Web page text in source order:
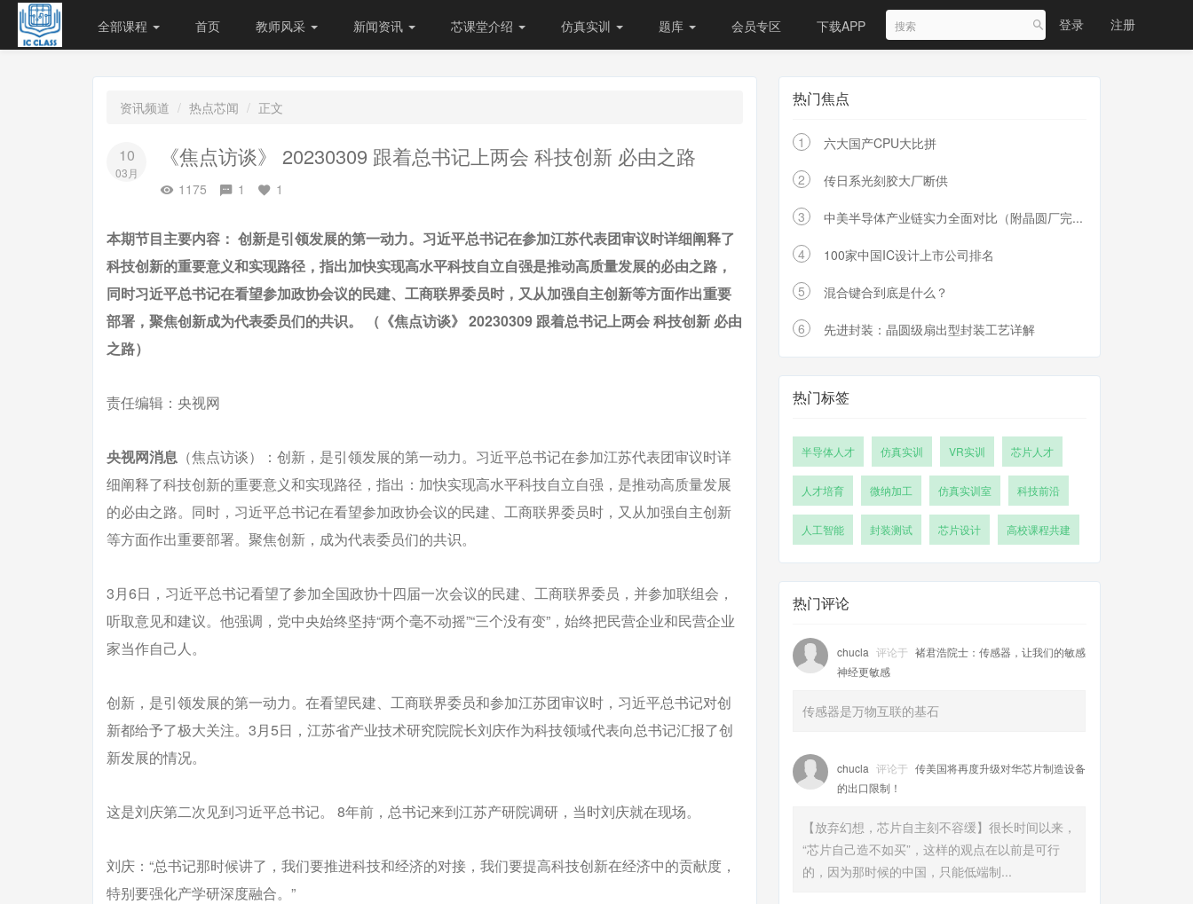
全部课程 首页 教师风采 新闻资讯 芯课堂介绍 仿真实训 题库 会员专区 下载APP 登录 注册
资讯频道 热点芯闻 正文
10
03月
《焦点访谈》 20230309 跟着总书记上两会 科技创新 必由之路
1175 1 1
本期节目主要内容： 创新是引领发展的第一动力。习近平总书记在参加江苏代表团审议时详细阐释了
科技创新的重要意义和实现路径，指出加快实现高水平科技自立自强是推动高质量发展的必由之路，
同时习近平总书记在看望参加政协会议的民建、工商联界委员时，又从加强自主创新等方面作出重要
部署，聚焦创新成为代表委员们的共识。 （《焦点访谈》 20230309 跟着总书记上两会 科技创新 必由
之路）
责任编辑：央视网
央视网消息 （焦点访谈）：创新，是引领发展的第一动力。习近平总书记在参加江苏代表团审议时详
细阐释了科技创新的重要意义和实现路径，指出：加快实现高水平科技自立自强，是推动高质量发展
的必由之路。同时，习近平总书记在看望参加政协会议的民建、工商联界委员时，又从加强自主创新
等方面作出重要部署。聚焦创新，成为代表委员们的共识。
3月6日，习近平总书记看望了参加全国政协十四届一次会议的民建、工商联界委员，并参加联组会，
听取意见和建议。他强调，党中央始终坚持“两个毫不动摇”“三个没有变”，始终把民营企业和民营企业
家当作自己人。
创新，是引领发展的第一动力。在看望民建、工商联界委员和参加江苏团审议时，习近平总书记对创
新都给予了极大关注。3月5日，江苏省产业技术研究院院长刘庆作为科技领域代表向总书记汇报了创
新发展的情况。
这是刘庆第二次见到习近平总书记。 8年前，总书记来到江苏产研院调研，当时刘庆就在现场。
刘庆：“总书记那时候讲了，我们要推进科技和经济的对接，我们要提高科技创新在经济中的贡献度，
特别要强化产学研深度融合。”
热门焦点
1 六大国产CPU大比拼
2 传日系光刻胶大厂断供
3 中美半导体产业链实力全面对比（附晶圆厂完...
4 100家中国IC设计上市公司排名
5 混合键合到底是什么？
6 先进封装：晶圆级扇出型封装工艺详解
热门标签
半导体人才 仿真实训 VR实训 芯片人才
人才培育 微纳加工 仿真实训室 科技前沿
人工智能 封装测试 芯片设计 高校课程共建
热门评论
chucla 评论于 褚君浩院士：传感器，让我们的敏感
神经更敏感
传感器是万物互联的基石
chucla 评论于 传美国将再度升级对华芯片制造设备
的出口限制！
【放弃幻想，芯片自主刻不容缓】很长时间以来，
“芯片自己造不如买”，这样的观点在以前是可行
的，因为那时候的中国，只能低端制...